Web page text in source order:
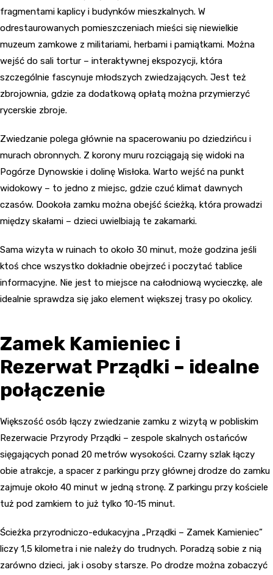
fragmentami kaplicy i budynków mieszkalnych. W
odrestaurowanych pomieszczeniach mieści się niewielkie
muzeum zamkowe z militariami, herbami i pamiątkami. Można
wejść do sali tortur – interaktywnej ekspozycji, która
szczególnie fascynuje młodszych zwiedzających. Jest też
zbrojownia, gdzie za dodatkową opłatą można przymierzyć
rycerskie zbroje.
Zwiedzanie polega głównie na spacerowaniu po dziedzińcu i
murach obronnych. Z korony muru rozciągają się widoki na
Pogórze Dynowskie i dolinę Wisłoka. Warto wejść na punkt
widokowy – to jedno z miejsc, gdzie czuć klimat dawnych
czasów. Dookoła zamku można obejść ścieżką, która prowadzi
między skałami – dzieci uwielbiają te zakamarki.
Sama wizyta w ruinach to około 30 minut, może godzina jeśli
ktoś chce wszystko dokładnie obejrzeć i poczytać tablice
informacyjne. Nie jest to miejsce na całodniową wycieczkę, ale
idealnie sprawdza się jako element większej trasy po okolicy.
Zamek Kamieniec i
Rezerwat Prządki – idealne
połączenie
Większość osób łączy zwiedzanie zamku z wizytą w pobliskim
Rezerwacie Przyrody Prządki – zespole skalnych ostańców
sięgających ponad 20 metrów wysokości. Czarny szlak łączy
obie atrakcje, a spacer z parkingu przy głównej drodze do zamku
zajmuje około 40 minut w jedną stronę. Z parkingu przy kościele
tuż pod zamkiem to już tylko 10-15 minut.
Ścieżka przyrodniczo-edukacyjna „Prządki – Zamek Kamieniec”
liczy 1,5 kilometra i nie należy do trudnych. Poradzą sobie z nią
zarówno dzieci, jak i osoby starsze. Po drodze można zobaczyć